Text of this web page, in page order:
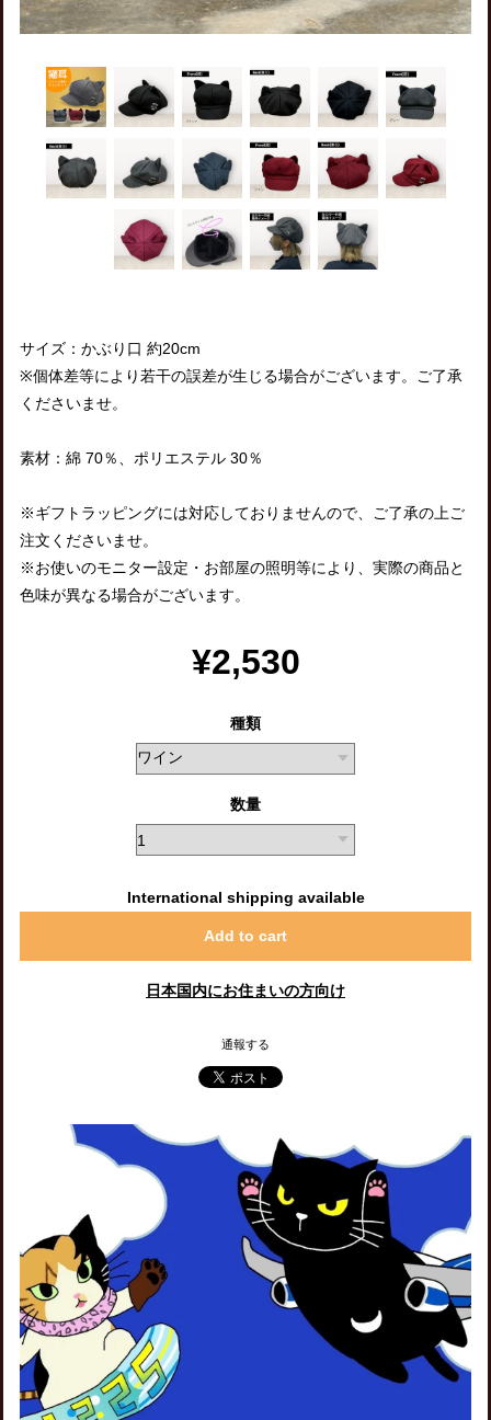
サイズ：かぶり口 約20cm
※個体差等により若干の誤差が生じる場合がございます。ご了承
くださいませ。
素材：綿 70％、ポリエステル 30％
※ギフトラッピングには対応しておりませんので、ご了承の上ご
注文くださいませ。
※お使いのモニター設定・お部屋の照明等により、実際の商品と
色味が異なる場合がございます。
¥2,530
種類
数量
International shipping available
Add to cart
日本国内にお住まいの方向け
通報する